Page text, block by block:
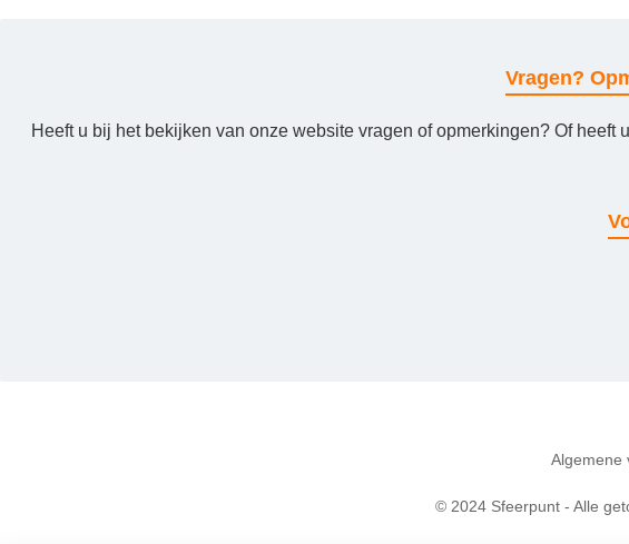
Vragen?
Heeft u bij het bekijken van onze website vragen of opmerkingen? Of
Algemene
© 2024 Sfeerpunt - Alle